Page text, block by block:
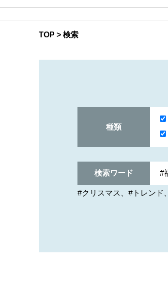
TOP > 検索
種類
検索ワード
#クリスマス #トレンド